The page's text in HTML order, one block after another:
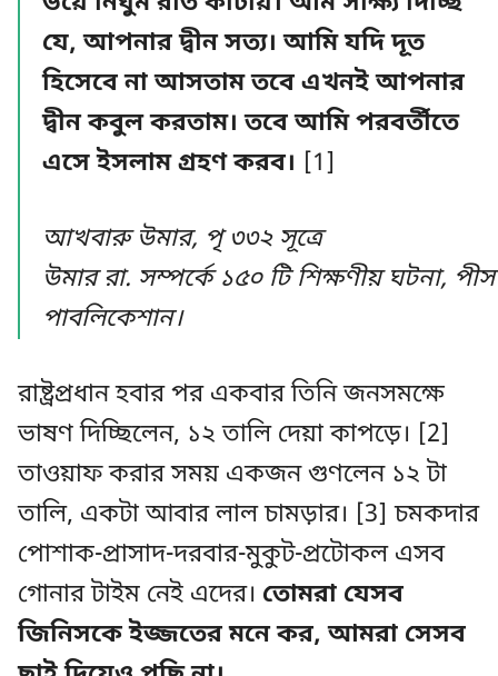
যে, আপনার দ্বীন সত্য। আমি যদি দূত
হিসেবে না আসতাম তবে এখনই আপনার
দ্বীন কবুল করতাম। তবে আমি পরবর্তীতে
এসে ইসলাম গ্রহণ করব। [1]
আখবারু উমার, পৃ ৩৩২ সূত্রে
উমার রা. সম্পর্কে ১৫০ টি শিক্ষণীয় ঘটনা, পীস
পাবলিকেশান।
রাষ্ট্রপ্রধান হবার পর একবার তিনি জনসমক্ষে
ভাষণ দিচ্ছিলেন, ১২ তালি দেয়া কাপড়ে। [2]
তাওয়াফ করার সময় একজন গুণলেন ১২ টা
তালি, একটা আবার লাল চামড়ার। [3] চমকদার
পোশাক-প্রাসাদ-দরবার-মুকুট-প্রটোকল এসব
গোনার টাইম নেই এদের। তোমরা যেসব
জিনিসকে ইজ্জতের মনে কর, আমরা সেসব